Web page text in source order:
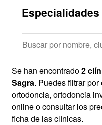
CONTACTAR
Especialidades
Se han encontrado2
Sagra. Puedes filtrar
ortodoncia, ortodoncia
online o consultar los
ficha de las clínicas.